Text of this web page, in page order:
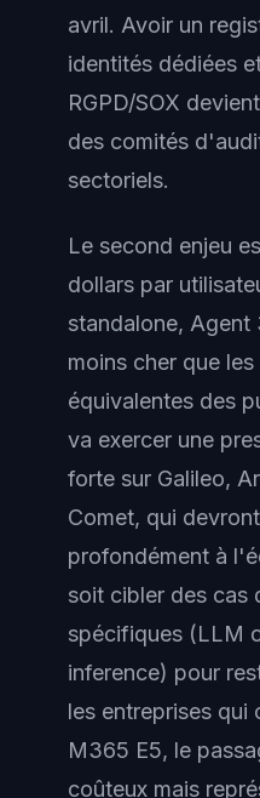
avril. Avoir un
identités dédiées
RGPD/SOX
des comités
sectoriels.
Le second enjeu
dollars par
standalone,
moins cher que
équivalentes des
va exercer une
forte sur Galileo,
Comet, qui
profondément à
soit cibler des cas
spécifiques (LLM
inference) pour
les entreprises qui
M365 E5, le
coûteux mais